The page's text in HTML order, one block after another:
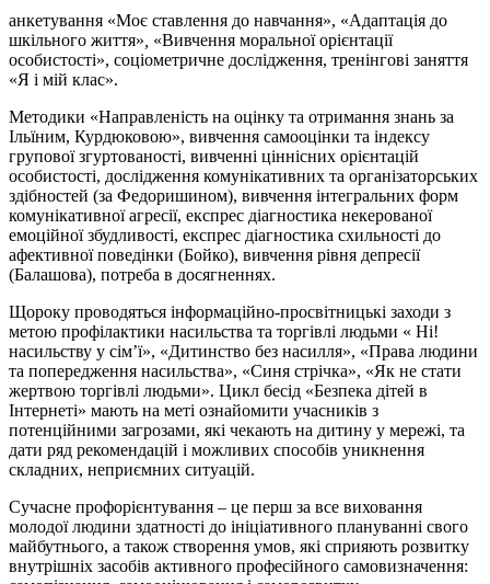
анкетування «Моє ставлення до навчання», «Адаптація до
шкільного життя» «Вивчення моральної орієнтації
особистості», соціометричне дослідження, тренінгові заняття
«Я і мій клас».
Методики «Направленість на оцінку та отримання знань за
Ільїним, Курдюковою», вивчення самооцінки та індексу
групової згуртованості, вивченні ціннісних орієнтацій
особистості, дослідження комунікативних та організаторських
здібностей (за Федоришином), вивчення інтегральних форм
комунікативної агресії, експрес діагностика некерованої
емоційної збудливості, експрес діагностика схильності до
афективної поведінки (Бойко), вивчення рівня депресії
(Балашова), потреба в досягненнях.
Щороку проводяться інформаційно-просвітницькі заходи з
метою профілактики насильства та торгівлі людьми « Ні!
насильству у сім’ї», «Дитинство без насилля», «Права людини
та попередження насильства», «Синя стрічка», «Як не стати
жертвою торгівлі людьми». Цикл бесід «Безпека дітей в
Інтернеті» мають на меті ознайомити учасників з
потенційними загрозами, які чекають на дитину у мережі, та
дати ряд рекомендацій і можливих способів уникнення
складних, неприємних ситуацій.
Сучасне профорієнтування – це перш за все виховання
молодої людини здатності до ініціативного плануванні свого
майбутнього, а також створення умов, які сприяють розвитку
внутрішніх засобів активного професійного самовизначення: